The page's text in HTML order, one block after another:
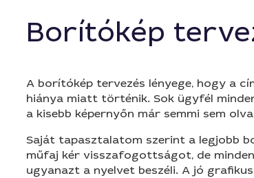
Borítókép
A borítókép tervezés lényege, hogy a
hiánya miatt történik. Sok ügyfél
a kisebb képernyőn már semmi sem
Saját tapasztalatom szerint a legjobb
műfaj kér visszafogottságot, de
ugyanazt a nyelvet beszéli. A jó